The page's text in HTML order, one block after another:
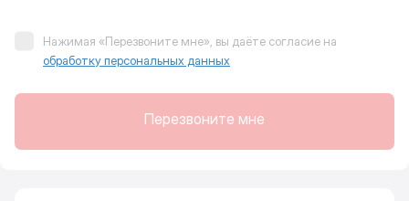
Нажимая «Перезвоните мне», вы даёте согласие на
обработку персональных данных
Перезвоните мне